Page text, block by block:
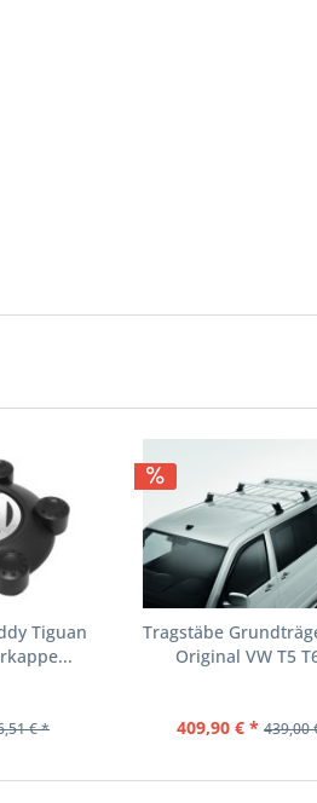
Tiguan
€ *
Tragstäbe
Original VW T5
409,90 € * 439,00